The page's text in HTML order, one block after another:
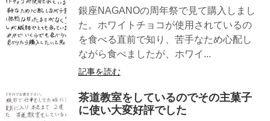
銀座NAGANOの周年祭で見て購入しまし
た。ホワイトチョコが使用されているの
を食べる直前で知り、苦手なため心配し
ながら食べましたが、ホワイ...
記事を読む
茶道教室をしているのでその主菓子
に使い大変好評でした